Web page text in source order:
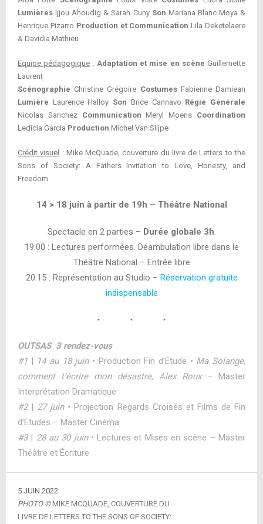
Lumières Ijjou Ahoudig & Sarah Cuny Son Mariana Blanc Moya &
Henrique Pizarro Production et Communication Lila Deketelaere
& Davidia Mathieu
Equipe pédagogique : Adaptation et mise en scène Guillemette
Laurent
Scénographie Christine Grégoire CostumesFabienne Damiean
Lumière Laurence Halloy Son Brice Cannavo Régie Générale
Nicolas Sanchez Communication Meryl Moens Coordination
Ledicia Garcia Production Michel Van Slijpe
Crédit visuel : Mike McQuade, couverture du livre de Letters to the
Sons of Society: A Fathers Invitation to Love, Honesty, and
Freedom.
14 > 18 juin à partir de 19h – Théâtre National
Spectacle en 2 parties – Durée globale 3h.
19:00 : Lectures performées. Déambulation libre dans le
Théâtre National – Entrée libre
20:15 : Représentation au Studio – Réservation gratuite
indispensable
OUTSAS 3 rendez-vous
#1 | 14 au 18 juin• Production Fin d’Etude • Ma Solange,
comment t’écrire mon désastre, Alex Roux– Master
Interprétation Dramatique
#2 | 27 juin• Projection Regards Croisés et Films de Fin
d’Etudes – Master Cinéma
#3 | 28 au 30 juin• Lectures et Mises en scène – Master
Théâtre et Écriture
5 JUIN 2022
PHOTO ©MIKE MCQUADE, COUVERTURE DU
LIVRE DE LETTERS TO THE SONS OF SOCIETY: